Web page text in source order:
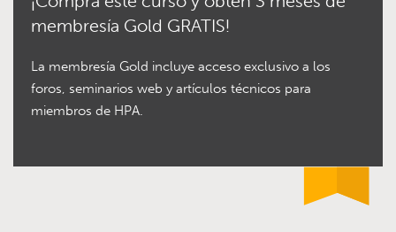
membresía Gold GRATIS!
La membresía Gold incluye acceso exclusivo a los
foros, seminarios web y artículos técnicos para
miembros de HPA.